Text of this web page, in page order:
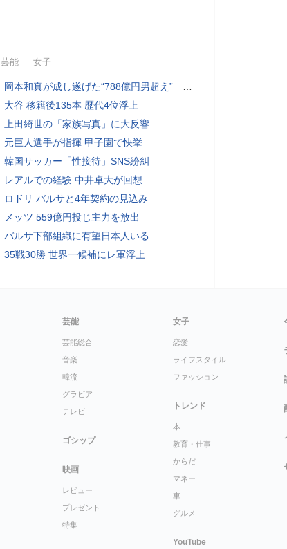
芸能 女子
岡本和真が成し遂げた“788億円男超え” いつのまにか「3位」…見据える球団記録更新
大谷 移籍後135本 歴代4位浮上
上田綺世の「家族写真」に大反響
元巨人選手が指揮 甲子園で快挙
韓国サッカー「性接待」SNS紛糾
レアルでの経験 中井卓大が回想
ロドリ バルサと4年契約の見込み
メッツ 559億円投じ主力を放出
バルサ下部組織に有望日本人いる
35戦30勝 世界一候補にレ軍浮上
芸能
芸能総合
音楽
韓流
グラビア
テレビ
ゴシップ
映画
レビュー
プレゼント
特集
女子
恋愛
ライフスタイル
ファッション
トレンド
本
教育・仕事
からだ
マネー
車
グルメ
YouTube